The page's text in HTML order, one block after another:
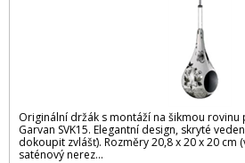
Originální držák s montáží na šikmou
Garvan SVK15. Elegantní design, skryté
dokoupit zvlášť). Rozměry 20,8 x 20 x 20 cm
saténový nerez...